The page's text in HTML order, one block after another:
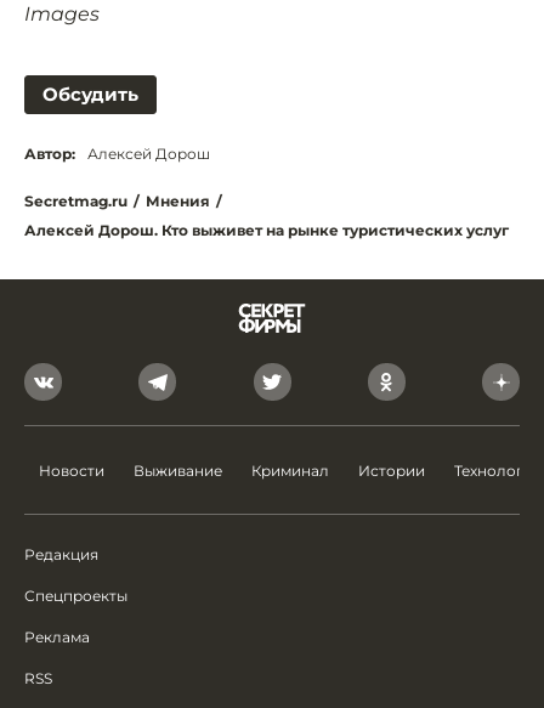
Images
Обсудить
Автор: Алексей Дорош
Secretmag.ru / Мнения /
Алексей Дорош. Кто выживет на рынке туристических услуг
Новости Выживание Криминал Истории Технологии
Редакция
Спецпроекты
Реклама
RSS